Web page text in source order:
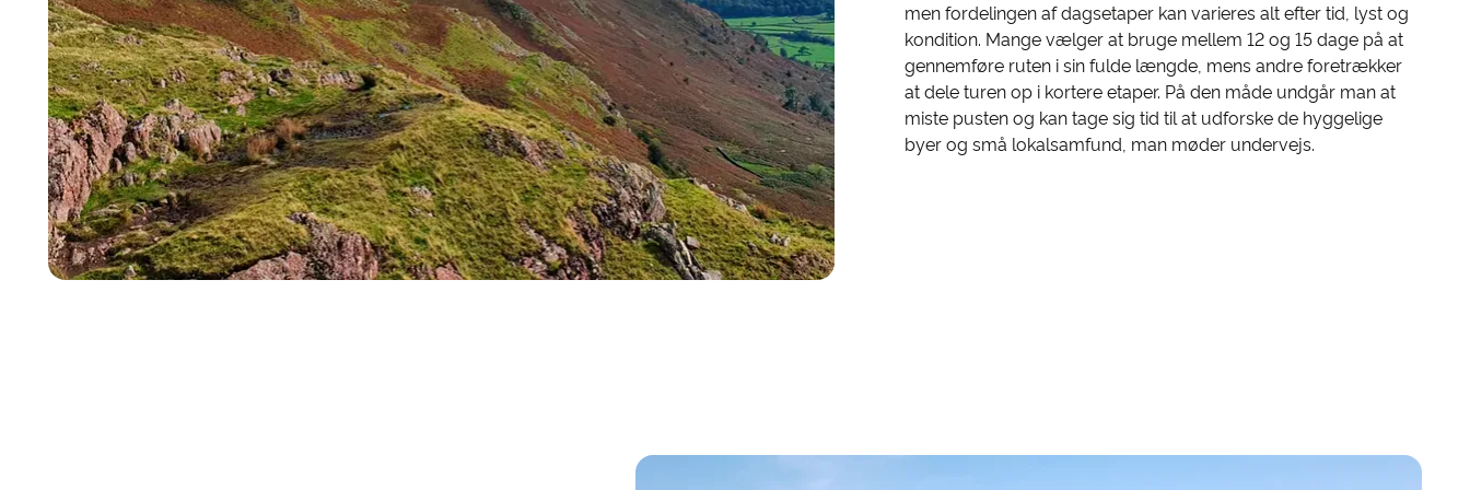
men fordelingen af dagsetaper kan varieres alt efter tid, lyst og
kondition. Mange vælger at bruge mellem 12 og 15 dage på at
gennemføre ruten i sin fulde længde, mens andre foretrækker
at dele turen op i kortere etaper. På den måde undgår man at
miste pusten og kan tage sig tid til at udforske de hyggelige
byer og små lokalsamfund, man møder undervejs.